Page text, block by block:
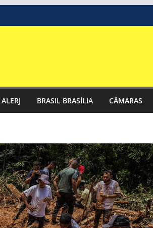
ALERJ BRASIL BRASÍLIA CÂMARAS